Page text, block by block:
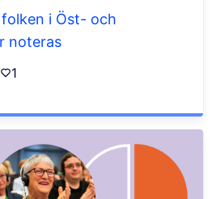
i Öst- och
noteras
1